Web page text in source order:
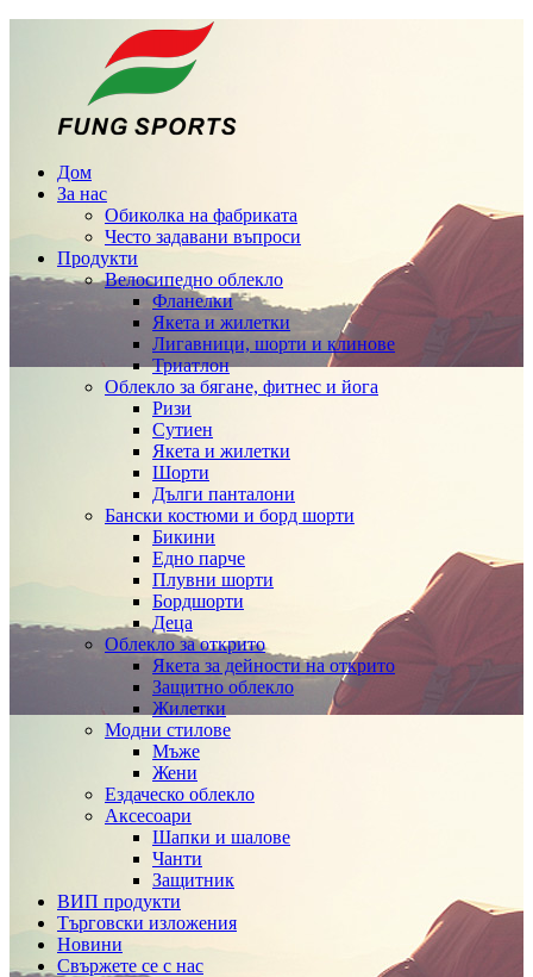
Дом
За нас
Обиколка на фабриката
Често задавани въпроси
Продукти
Велосипедно облекло
Фланелки
Якета и жилетки
Лигавници, шорти и клинове
Триатлон
Облекло за бягане, фитнес и йога
Ризи
Сутиен
Якета и жилетки
Шорти
Дълги панталони
Бански костюми и борд шорти
Бикини
Едно парче
Плувни шорти
Бордшорти
Деца
Облекло за открито
Якета за дейности на открито
Защитно облекло
Жилетки
Модни стилове
Мъже
Жени
Ездаческо облекло
Аксесоари
Шапки и шалове
Чанти
Защитник
ВИП продукти
Търговски изложения
Новини
Свържете се с нас